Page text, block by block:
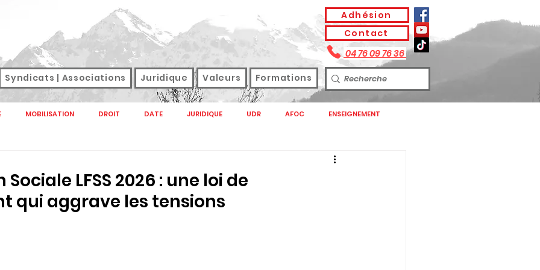
Syndicats | Associations Juridique Valeurs Formations
Adhésion
Contact
04 76 09 76 36
MOBILISATION DROIT DATE JURIDIQUE UDR AFOC ENSEIGNEMENT
GREVE SALAIRES DROIT DE GREVE SERVICES PUBLICS ET DE SANTE
LFSS 2026 : une loi de
qui aggrave les tensions